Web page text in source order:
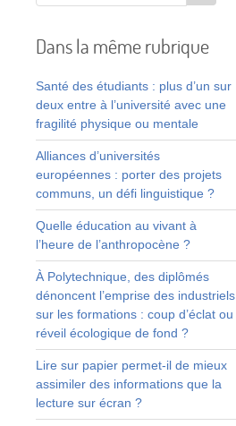
Dans la même rubrique
Santé des étudiants : plus d’un sur
deux entre à l’université avec une
fragilité physique ou mentale
Alliances d’universités
européennes : porter des projets
communs, un défi linguistique ?
Quelle éducation au vivant à
l’heure de l’anthropocène ?
À Polytechnique, des diplômés
dénoncent l’emprise des industriels
sur les formations : coup d’éclat ou
réveil écologique de fond ?
Lire sur papier permet-il de mieux
assimiler des informations que la
lecture sur écran ?